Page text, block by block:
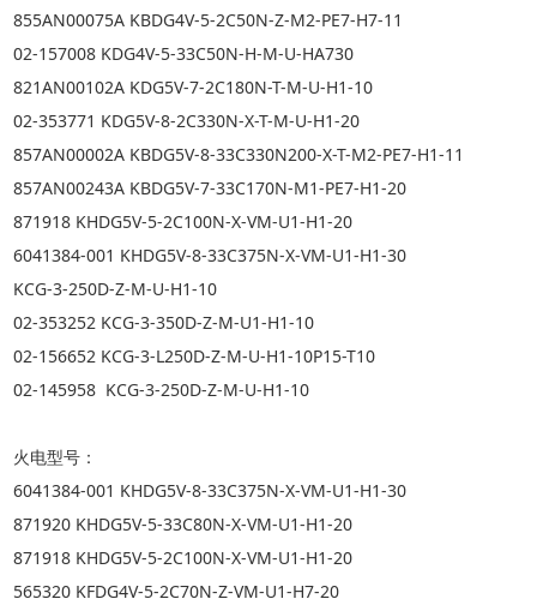
855AN00075A KBDG4V-5-2C50N-Z-M2-PE7-H7-11
02-157008 KDG4V-5-33C50N-H-M-U-HA730
821AN00102A KDG5V-7-2C180N-T-M-U-H1-10
02-353771 KDG5V-8-2C330N-X-T-M-U-H1-20
857AN00002A KBDG5V-8-33C330N200-X-T-M2-PE7-H1-11
857AN00243A KBDG5V-7-33C170N-M1-PE7-H1-20
871918 KHDG5V-5-2C100N-X-VM-U1-H1-20
6041384-001 KHDG5V-8-33C375N-X-VM-U1-H1-30
KCG-3-250D-Z-M-U-H1-10
02-353252 KCG-3-350D-Z-M-U1-H1-10
02-156652 KCG-3-L250D-Z-M-U-H1-10P15-T10
02-145958 KCG-3-250D-Z-M-U-H1-10
火电型号：
6041384-001 KHDG5V-8-33C375N-X-VM-U1-H1-30
871920 KHDG5V-5-33C80N-X-VM-U1-H1-20
871918 KHDG5V-5-2C100N-X-VM-U1-H1-20
565320 KFDG4V-5-2C70N-Z-VM-U1-H7-20